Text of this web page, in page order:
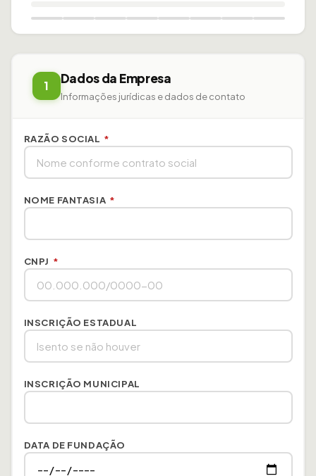
1 Dados da Empresa
Informações jurídicas e dados de contato
RAZÃO SOCIAL *
NOME FANTASIA *
CNPJ *
INSCRIÇÃO ESTADUAL
INSCRIÇÃO MUNICIPAL
DATA DE FUNDAÇÃO